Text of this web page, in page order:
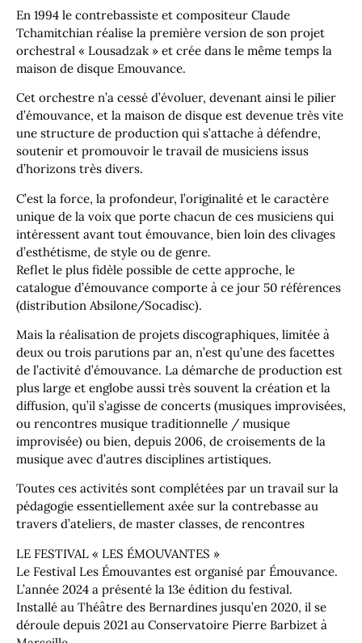
En 1994 le contrebassiste et compositeur Claude
Tchamitchian réalise la première version de son projet
orchestral « Lousadzak » et crée dans le même temps la
maison de disque Emouvance.
Cet orchestre n’a cessé d’évoluer, devenant ainsi le pilier
d’émouvance, et la maison de disque est devenue très vite
une structure de production qui s’attache à défendre,
soutenir et promouvoir le travail de musiciens issus
d’horizons très divers.
C’est la force, la profondeur, l’originalité et le caractère
unique de la voix que porte chacun de ces musiciens qui
intéressent avant tout émouvance, bien loin des clivages
d’esthétisme, de style ou de genre.
Reflet le plus fidèle possible de cette approche, le
catalogue d’émouvance comporte à ce jour 50 références
(distribution Absilone/Socadisc).
Mais la réalisation de projets discographiques, limitée à
deux ou trois parutions par an, n’est qu’une des facettes
de l’activité d’émouvance. La démarche de production est
plus large et englobe aussi très souvent la création et la
diffusion, qu’il s’agisse de concerts (musiques improvisées,
ou rencontres musique traditionnelle / musique
improvisée) ou bien, depuis 2006, de croisements de la
musique avec d’autres disciplines artistiques.
Toutes ces activités sont complétées par un travail sur la
pédagogie essentiellement axée sur la contrebasse au
travers d’ateliers, de master classes, de rencontres
LE FESTIVAL « LES ÉMOUVANTES »
Le Festival Les Émouvantes est organisé par Émouvance.
L’année 2024 a présenté la 13e édition du festival.
Installé au Théâtre des Bernardines jusqu’en 2020, il se
déroule depuis 2021 au Conservatoire Pierre Barbizet à